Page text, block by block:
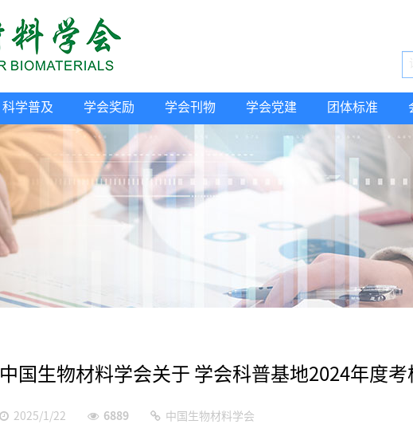
科学普及 学会奖励 学会刊物 学会党建 团体标准
中国生物材料学会关于 学会科普基地2024年度
2025/1/22 6889 中国生物材料学会